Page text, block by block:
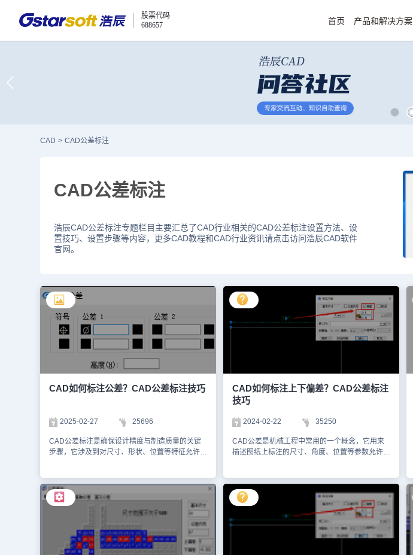
股票代码
688657
首页 产品和解决方案
CAD > CAD公差标注
CAD公差标注
浩辰CAD公差标注专题栏目主要汇总了CAD行业相关的CAD公差标注设置方法、设
置技巧、设置步骤等内容，更多CAD教程和CAD行业资讯请点击访问浩辰CAD软件
官网。
CAD如何标注公差？CAD公差标注技巧
2025-02-27 25696
CAD公差标注是确保设计精度与制造质量的关键
步骤，它涉及到对尺寸、形状、位置等特征允许的
人员理解和执行。下面，给大家分享CAD公差标
注的详细操作步骤。CAD公差标注的操作步骤：
1、公差标注工具在浩辰CAD中打开图纸文件后，
点击菜单栏中的【标注】工具条，选择公差标注选
项。（2）设置形位公差参数在弹出的【形位公
差】对话框中，根据自身需求选择符号、公差值等
参数后，点击【确定】按钮。（3）确定公差标注
CAD如何标注上下偏差？CAD公差标注
技巧
2024-02-22 35250
CAD公差是机械工程中常用的一个概念，它用来
描述图纸上标注的尺寸、角度、位置等参数允许的
图纸上的标注存在一定的偏差。为了确保零件的装
配和使用性能，就需要在图纸上标注相应的公差范
围，以指导制造过程中的质量控制。那CAD如何
标注上下偏差？接下来，就和小编一起来了解一下
CAD公差标注的方法步骤吧！CAD公差标注方法
步骤：1、浩辰CAD软件（1）在电脑中启动浩辰